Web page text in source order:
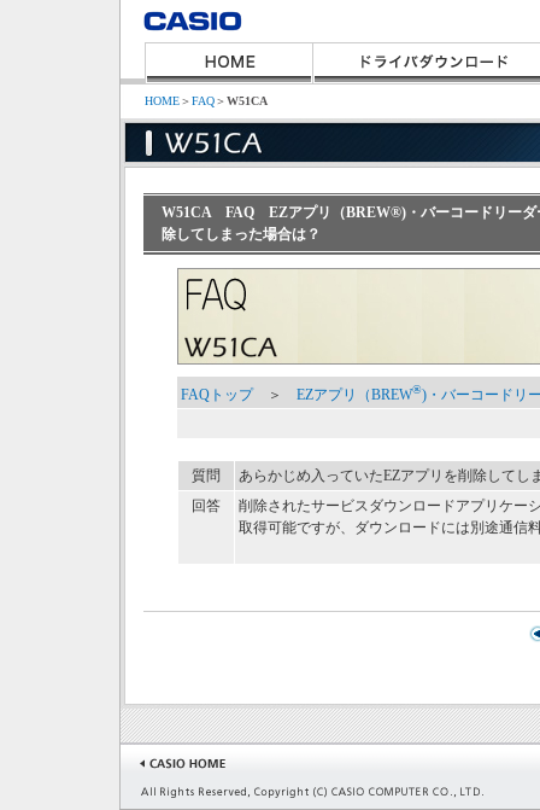
HOME＞FAQ＞W51CA
W51CA FAQ EZアプリ（BREW®)・バーコードリー
除してしまった場合は？
FAQトップ＞ EZアプリ（BREW®)・バーコードリ
質問
あらかじめ入っていたEZアプリを削除してし
回答
削除されたサービスダウンロードアプリケー
取得可能ですが、ダウンロードには別途通信